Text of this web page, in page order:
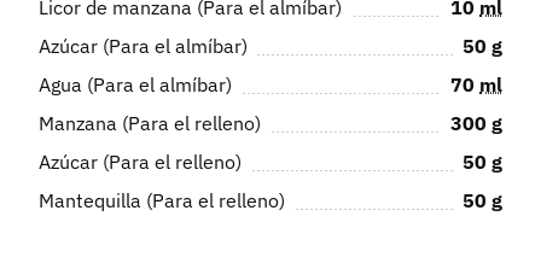
Licor de manzana (Para el almíbar)
10 ml
Azúcar (Para el almíbar)
50 g
Agua (Para el almíbar)
70 ml
Manzana (Para el relleno)
300 g
Azúcar (Para el relleno)
50 g
Mantequilla (Para el relleno)
50 g